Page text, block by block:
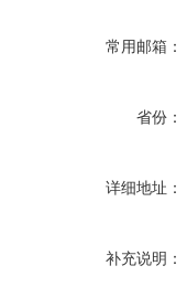
常用邮箱：
省份：
详细地址：
补充说明：